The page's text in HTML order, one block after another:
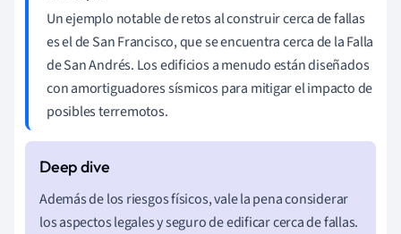
Un ejemplo notable de retos al construir cerca de fallas
es el de San Francisco, que se encuentra cerca de la Falla
de San Andrés. Los edificios a menudo están diseñados
con amortiguadores sísmicos para mitigar el impacto de
posibles terremotos.
Además de los riesgos físicos, vale la pena considerar
los aspectos legales y seguro de edificar cerca de fallas.